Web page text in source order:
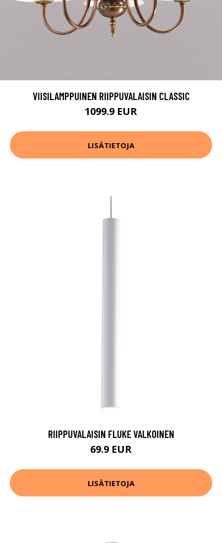
VIISILAMPPUINEN RIIPPUVALAISIN CLASSIC
1099.9 EUR
LISÄTIETOJA
RIIPPUVALAISIN FLUKE VALKOINEN
69.9 EUR
LISÄTIETOJA